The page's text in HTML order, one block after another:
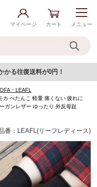
マイページ カート メニュー
かる往復送料が0円！
・LEAFL
ぺたんこ 軽量 痛くない 疲れに
ガンレザー ゆったり 外反母趾
番：LEAFL(リーフレディース)